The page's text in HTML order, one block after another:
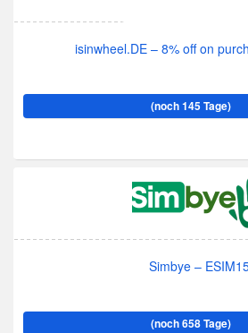
isinwheel.DE – 8% off on
(noch 145 Tage)
Simbye –
(noch 658 Tage)